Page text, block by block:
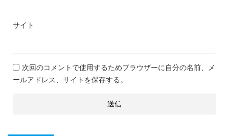
サイト
次回のコメントで使用するためブラウザーに自分の名前、メ
ールアドレス、サイトを保存する。